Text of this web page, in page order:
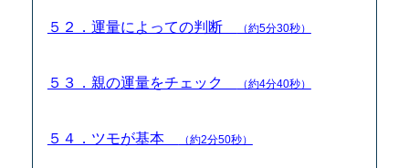
５２．運量によっての判断 （約5分30秒）
５３．親の運量をチェック （約4分40秒）
５４．ツモが基本 （約2分50秒）